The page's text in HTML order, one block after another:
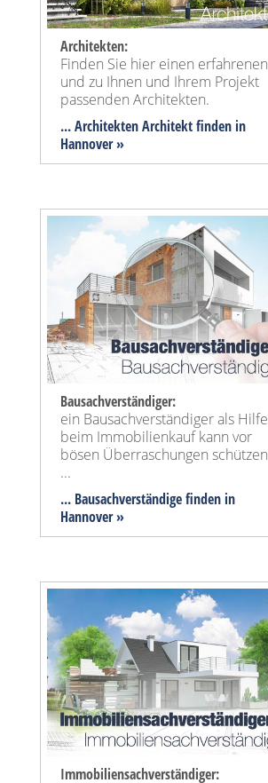
Architekten:
Finden Sie hier einen erfahrenen
und zu Ihnen und Ihrem Projekt
passenden Architekten.
... Architekten Architekt finden in
Hannover »
Bausachverständiger:
ein Bausachverständiger als Hilfe
beim Immobilienkauf kann vor
bösen Überraschungen schützen
...
... Bausachverständige finden in
Hannover »
Immobiliensachverständiger: